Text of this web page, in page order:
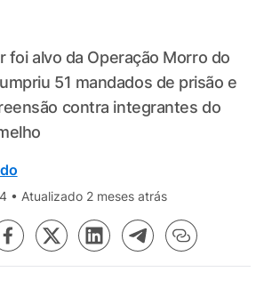
foi alvo da Operação Morro do
51 mandados de prisão e
contra integrantes do
• Atualizado 2 meses atrás